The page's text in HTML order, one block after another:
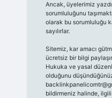
Ancak, üyelerimiz
sorumluluğunu
olarak bu sorumluluğu
sayılırlar.
Sitemiz, kar amacı
ücretsiz bir bilgi
Hukuka ve yasal
olduğunu
bildirmeniz halinde,